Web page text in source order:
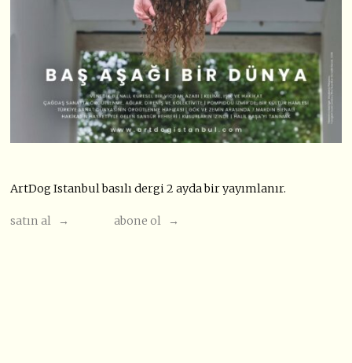
ArtDog Istanbul basılı dergi 2 ayda bir yayımlanır.
satın al → abone ol →